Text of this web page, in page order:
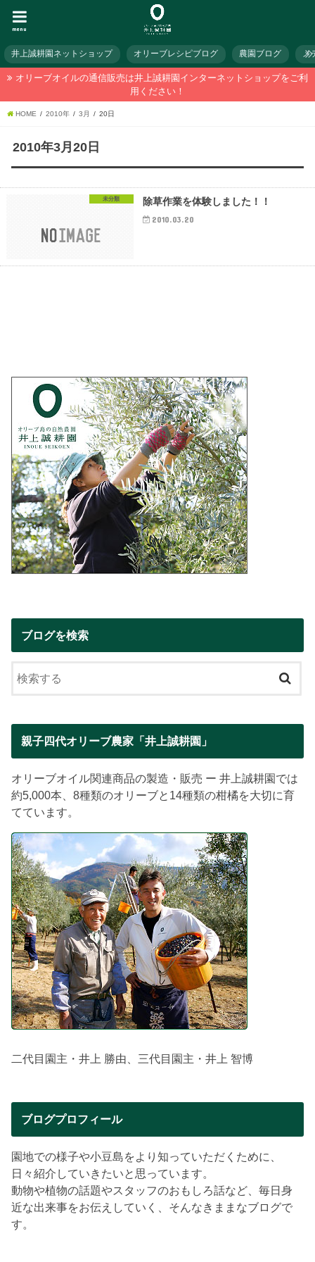
menu
井上誠耕園ネットショップ オリーブレシピブログ 農園ブログ メ
オリーブオイルの通信販売は井上誠耕園インターネットショップをご利
用ください！
HOME 2010年 3月 20日
2010年3月20日
未分類 除草作業を体験しました！！
2010.03.20
ブログを検索
親子四代オリーブ農家「井上誠耕園」
オリーブオイル関連商品の製造・販売 ー 井上誠耕園では
約5,000本、8種類のオリーブと14種類の柑橘を大切に育
てています。
二代目園主・井上 勝由、三代目園主・井上 智博
ブログプロフィール
園地での様子や小豆島をより知っていただくために、
日々紹介していきたいと思っています。
動物や植物の話題やスタッフのおもしろ話など、毎日身
近な出来事をお伝えしていく、そんなきままなブログで
す。